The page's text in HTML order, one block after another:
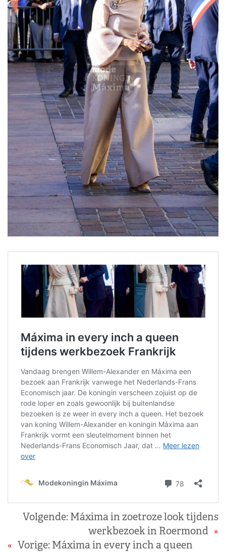
Volgende: Máxima in zoetroze look tijdens
werkbezoek in Roermond »
« Vorige: Máxima in every inch a queen